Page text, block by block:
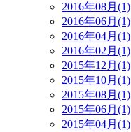
2016年08月(1)
2016年06月(1)
2016年04月(1)
2016年02月(1)
2015年12月(1)
2015年10月(1)
2015年08月(1)
2015年06月(1)
2015年04月(1)